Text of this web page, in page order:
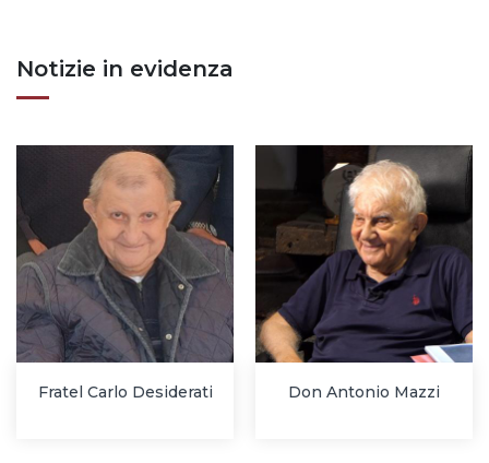
Notizie in evidenza
Fratel Carlo Desiderati Don Antonio Mazzi